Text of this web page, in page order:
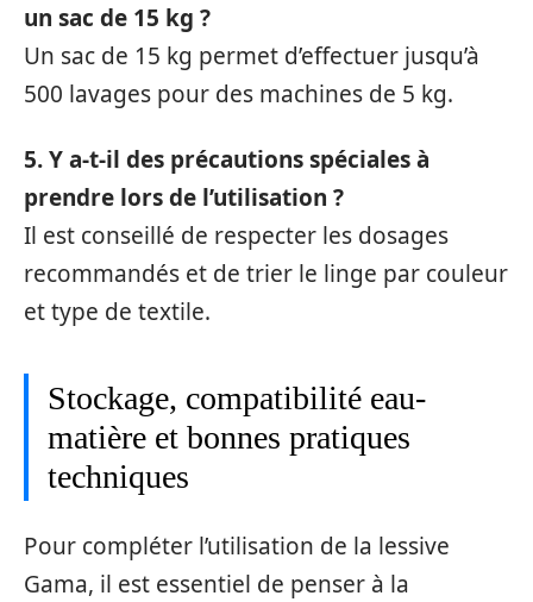
un sac de 15 kg ?
Un sac de 15 kg permet d’effectuer jusqu’à
500 lavages pour des machines de 5 kg.
5. Y a-t-il des précautions spéciales à
prendre lors de l’utilisation ?
Il est conseillé de respecter les dosages
recommandés et de trier le linge par couleur
et type de textile.
Stockage, compatibilité eau-
matière et bonnes pratiques
techniques
Pour compléter l’utilisation de la lessive
Gama, il est essentiel de penser à la